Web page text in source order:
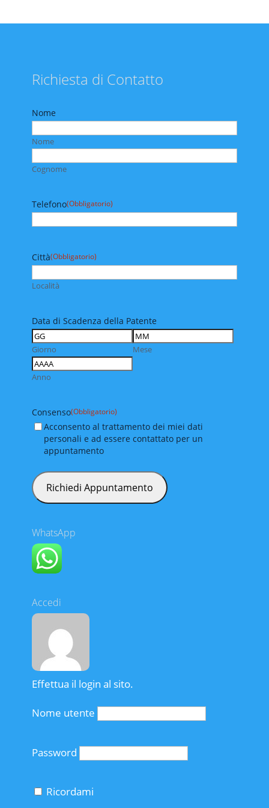
Richiesta di Contatto
Nome
Nome
Cognome
Telefono(Obbligatorio)
Città(Obbligatorio)
Località
Data di Scadenza della Patente
Giorno Mese
Anno
Consenso(Obbligatorio)
Acconsento al trattamento dei miei dati
personali e ad essere contattato per un
appuntamento
WhatsApp
Accedi
Effettua il login al sito.
Nome utente
Password
Ricordami